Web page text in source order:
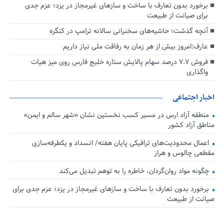
برخورد بدون تعارف با ساخت‌ و سازهای غیرمجاز در یزد؛ عزم جدی
برای صیانت از طبیعت
آنچه گذشت؛ حاشیه‌های سخنرانی سالانه ترامپ در کنگره
عارف:امروز بیش از هر زمان به رفاقت ملی نیاز داریم
فروش ۷.۷ درصد سهام پالایش ستاره خلیج فارس روی میز هیات
واگذاری
اخبار اجتماعی
منطقه آزاد ارس در مسیر کسب نخستین نشان «شهر سالم و ایمن»
مناطق آزاد کشور
اعمال محدودیت‌های ترافیکی پایان هفته/ انسداد و یکطرفه‌سازی
مقطعی چالوس و هراز
چگونه مواد روان‌گردان، خاطره را به توهم تبدیل می‌کند
برخورد بدون تعارف با ساخت‌ و سازهای غیرمجاز در یزد؛ عزم جدی برای
صیانت از طبیعت